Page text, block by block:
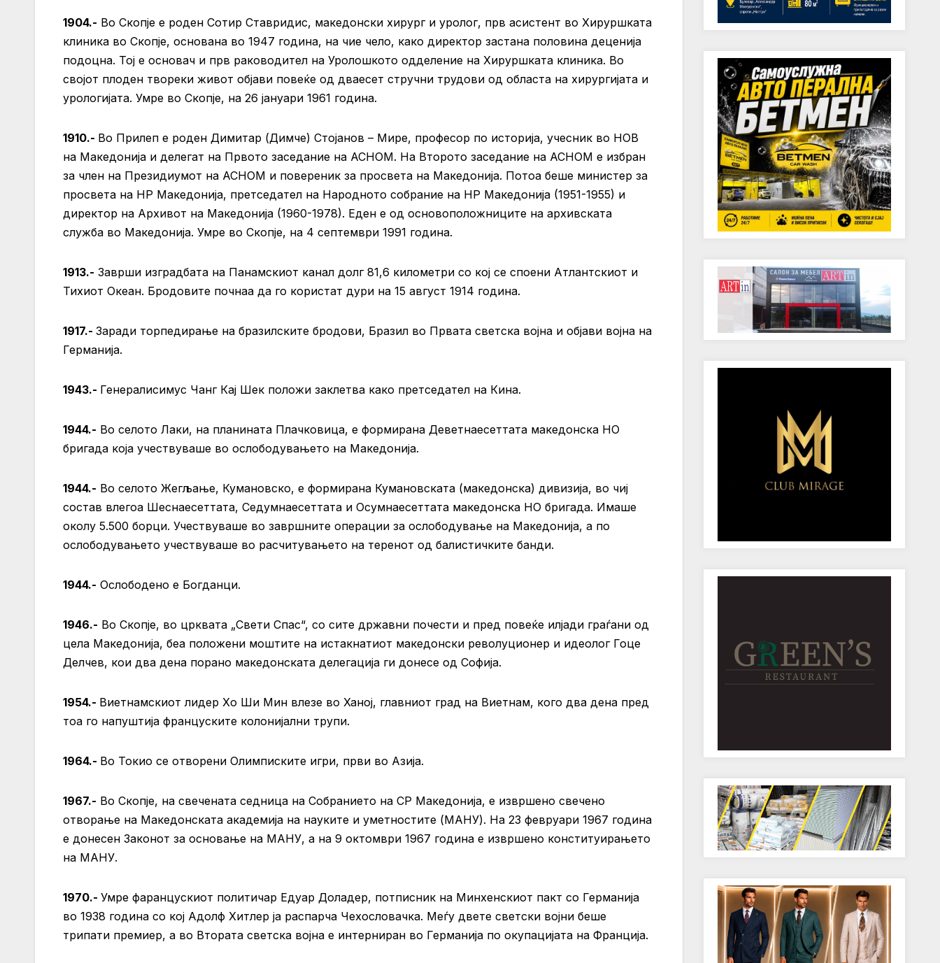
1904.- Во Скопје е роден Сотир Ставридис, македонски хирург и уролог, прв асистент во Хируршката
клиника во Скопје, основана во 1947 година, на чие чело, како директор застана половина деценија
подоцна. Тој е основач и прв раководител на Уролошкото одделение на Хируршката клиника. Во
својот плоден твореки живот објави повеќе од дваесет стручни трудови од областа на хирургијата и
урологијата. Умре во Скопје, на 26 јануари 1961 година.
1910.- Во Прилеп е роден Димитар (Димче) Стојанов – Мире, професор по историја, учесник во НОВ
на Македонија и делегат на Првото заседание на АСНОМ. На Второто заседание на АСНОМ е избран
за член на Президиумот на АСНОМ и повереник за просвета на Македонија. Потоа беше министер за
просвета на НР Македонија, претседател на Народното собрание на НР Македонија (1951-1955) и
директор на Архивот на Македонија (1960-1978). Еден е од основоположниците на архивската
служба во Македонија. Умре во Скопје, на 4 септември 1991 година.
1913.- Заврши изградбата на Панамскиот канал долг 81,6 километри со кој се споени Атлантскиот и
Тихиот Океан. Бродовите почнаа да го користат дури на 15 август 1914 година.
1917.- Заради торпедирање на бразилските бродови, Бразил во Првата светска војна и објави војна на
Германија.
1943.- Генералисимус Чанг Кај Шек положи заклетва како претседател на Кина.
1944.- Во селото Лаки, на планината Плачковица, е формирана Деветнаесеттата македонска НО
бригада која учествуваше во ослободувањето на Македонија.
1944.- Во селото Жегљање, Кумановско, е формирана Кумановската (македонска) дивизија, во чиј
состав влегоа Шеснаесеттата, Седумнаесеттата и Осумнаесеттата македонска НО бригада. Имаше
околу 5.500 борци. Учествуваше во завршните операции за ослободување на Македонија, а по
ослободувањето учествуваше во расчитувањето на теренот од балистичките банди.
1944.- Ослободено е Богданци.
1946.- Во Скопје, во црквата „Свети Спас“, со сите државни почести и пред повеќе илјади граѓани од
цела Македонија, беа положени моштите на истакнатиот македонски револуционер и идеолог Гоце
Делчев, кои два дена порано македонската делегација ги донесе од Софија.
1954.- Виетнамскиот лидер Хо Ши Мин влезе во Ханој, главниот град на Виетнам, кого два дена пред
тоа го напуштија француските колонијални трупи.
1964.- Во Токио се отворени Олимписките игри, први во Азија.
1967.- Во Скопје, на свечената седница на Собранието на СР Македонија, е извршено свечено
отворање на Македонската академија на науките и уметностите (МАНУ). На 23 февруари 1967 година
е донесен Законот за основање на МАНУ, а на 9 октомври 1967 година е извршено конституирањето
на МАНУ.
1970.- Умре фаранцускиот политичар Едуар Доладер, потписник на Минхенскиот пакт со Германија
во 1938 година со кој Адолф Хитлер ја распарча Чехословачка. Меѓу двете светски војни беше
трипати премиер, а во Втората светска војна е интерниран во Германија по окупацијата на Франција.